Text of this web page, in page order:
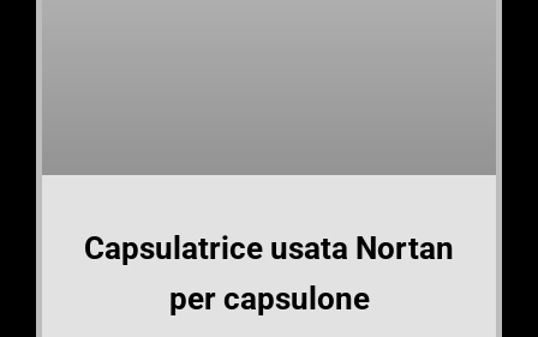
Capsulatrice usata Nortan
per capsulone